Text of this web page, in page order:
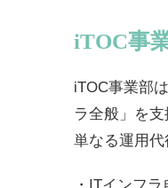
iTOC事
iTOC事業部
ラ全般」を支
単なる運用代